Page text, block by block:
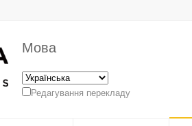
Мова
Редагування перекладу